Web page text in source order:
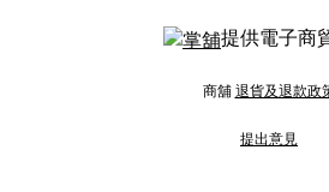
提供電子商
商舖 退貨及退款政
提出意見